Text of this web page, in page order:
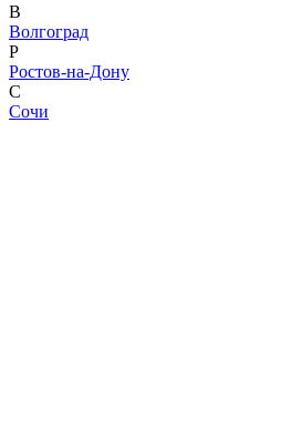
В
Волгоград
Р
Ростов-на-Дону
С
Сочи